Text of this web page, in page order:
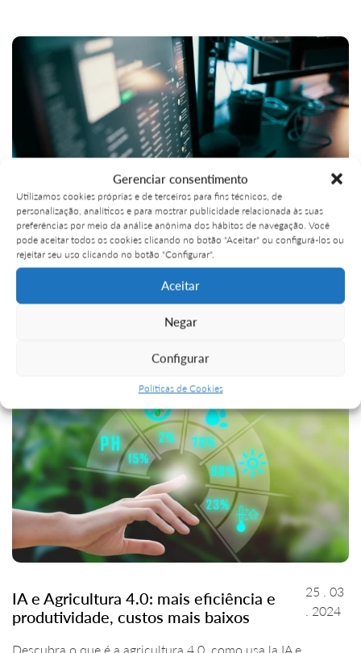
Gerenciar consentimento
Utilizamos cookies próprias e de terceiros para fins técnicos, de
personalização, analíticos e para mostrar publicidade relacionada às suas
preferências por meio da análise anônima dos hábitos de navegação. Você
pode aceitar todos os cookies clicando no botão "Aceitar" ou configurá-los ou
rejeitar seu uso clicando no botão "Configurar".
Aceitar
Negar
Configurar
Políticas de Cookies
IA generativa para empresas: como se
preparar para liderar com tecnologia
26 . 09
Descubra os pilares técnicos essenciais para adotar a IA
generativa para empresas com segurança, escalabilidade e
IA e Agricultura 4.0: mais eficiência e
produtividade, custos mais baixos
25 . 03
. 2024